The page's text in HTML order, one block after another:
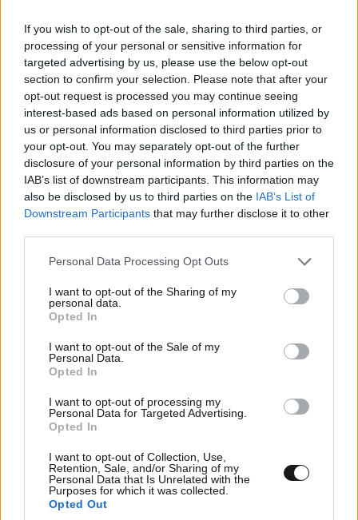
If you wish to opt-out of the sale, sharing to third parties, or
processing of your personal or sensitive information for
targeted advertising by us, please use the below opt-out
section to confirm your selection. Please note that after your
opt-out request is processed you may continue seeing
interest-based ads based on personal information utilized by
us or personal information disclosed to third parties prior to
your opt-out. You may separately opt-out of the further
disclosure of your personal information by third parties on the
IAB’s list of downstream participants. This information may
also be disclosed by us to third parties on the IAB’s List of
Downstream Participants that may further disclose it to other
Please note that this website/app uses one or more Google
not limited to your visit or usage behaviour. You may click to
grant or deny consent to Google and its third-party tags to
use your data for below specified purposes in below Google
consent section.
Personal Data Processing Opt Outs
I want to opt-out of the Sharing of my
personal data.
Opted In
I want to opt-out of the Sale of my
Personal Data.
Opted In
I want to opt-out of processing my
Personal Data for Targeted Advertising.
Opted In
I want to opt-out of Collection, Use,
Retention, Sale, and/or Sharing of my
Personal Data that Is Unrelated with the
Purposes for which it was collected.
Opted Out